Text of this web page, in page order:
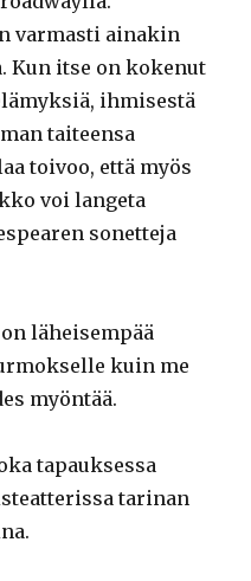
varmasti ainakin
Kun itse on kokenut
ihmisestä
taiteensa
toivoo, että myös
voi langeta
sonetteja
läheisempää
kuin me
myöntää.
tapauksessa
tarinan